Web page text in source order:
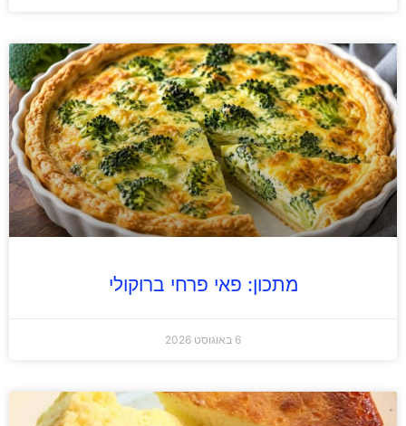
מתכון: פאי פרחי ברוקולי
6 באוגוסט 2026